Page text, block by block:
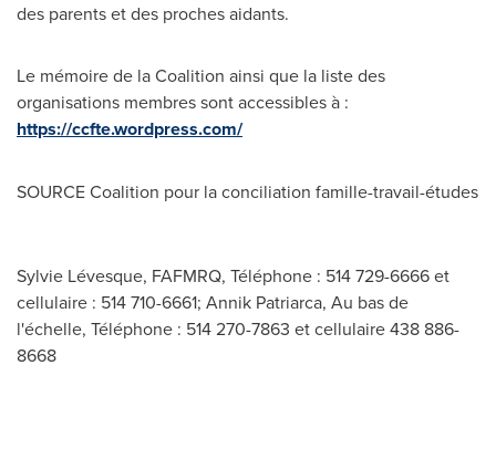
des parents et des proches aidants.
Le mémoire de la Coalition ainsi que la liste des
organisations membres sont accessibles à :
https://ccfte.wordpress.com/
SOURCE Coalition pour la conciliation famille-travail-études
Sylvie Lévesque, FAFMRQ, Téléphone : 514 729-6666 et
cellulaire : 514 710-6661; Annik Patriarca, Au bas de
l'échelle, Téléphone : 514 270-7863 et cellulaire 438 886-
8668